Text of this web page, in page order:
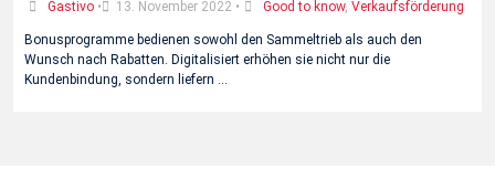
Gastivo • 13. November 2022 • Good to know, Verkaufsförderung
Bonusprogramme bedienen sowohl den Sammeltrieb als auch den
Wunsch nach Rabatten. Digitalisiert erhöhen sie nicht nur die
Kundenbindung, sondern liefern …